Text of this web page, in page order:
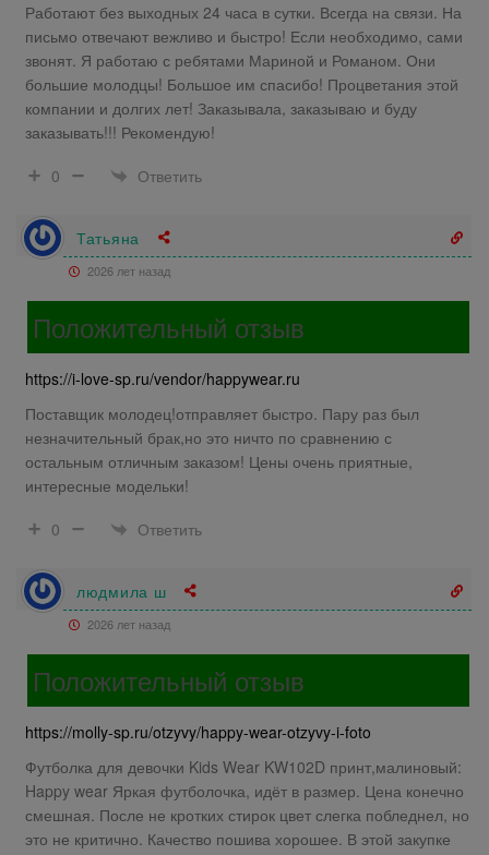
Работают без выходных 24 часа в сутки. Всегда на связи. На
письмо отвечают вежливо и быстро! Если необходимо, сами
звонят. Я работаю с ребятами Мариной и Романом. Они
большие молодцы! Большое им спасибо! Процветания этой
компании и долгих лет! Заказывала, заказываю и буду
заказывать!!! Рекомендую!
0
Ответить
Татьяна
2026 лет назад
Положительный отзыв
https://i-love-sp.ru/vendor/happywear.ru
Поставщик молодец!отправляет быстро. Пару раз был
незначительный брак,но это ничто по сравнению с
остальным отличным заказом! Цены очень приятные,
интересные модельки!
0
Ответить
людмила ш
2026 лет назад
Положительный отзыв
https://molly-sp.ru/otzyvy/happy-wear-otzyvy-i-foto
Футболка для девочки Kids Wear KW102D принт,малиновый:
Happy wear Яркая футболочка, идёт в размер. Цена конечно
смешная. После не кротких стирок цвет слегка побледнел, но
это не критично. Качество пошива хорошее. В этой закупке